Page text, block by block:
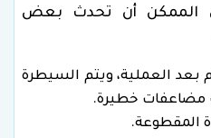
الممكن أن تحدث بعض
بعد العملية، ويتم السيطرة
مضاعفات خطيرة.
المقطوعة.